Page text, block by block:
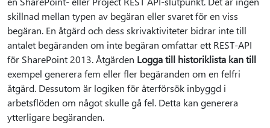
skillnad mellan typen av begäran eller svaret för en viss
begäran. En åtgärd och dess skrivaktiviteter bidrar inte till
antalet begäranden om inte begäran omfattar ett REST-API
för SharePoint 2013. Åtgärden Logga till historiklista kan till
exempel generera fem eller fler begäranden om en felfri
åtgärd. Dessutom är logiken för återförsök inbyggd i
arbetsflöden om något skulle gå fel. Detta kan generera
ytterligare begäranden.